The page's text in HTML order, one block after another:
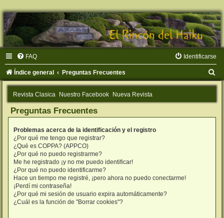
FAQ Identificarse
Índice general Preguntas Frecuentes
u
Revista Clasica Nuestro Facebook Nueva Revista
Preguntas Frecuentes
Problemas acerca de la identificación y el registro
¿Por qué me tengo que registrar?
¿Qué es COPPA? (APPCO)
¿Por qué no puedo registrarme?
Me he registrado ¡y no me puedo identificar!
¿Por qué no puedo identificarme?
Hace un tiempo me registré, ¡pero ahora no puedo conectarme!
¡Perdí mi contraseña!
¿Por qué mi sesión de usuario expira automáticamente?
¿Cuál es la función de "Borrar cookies"?